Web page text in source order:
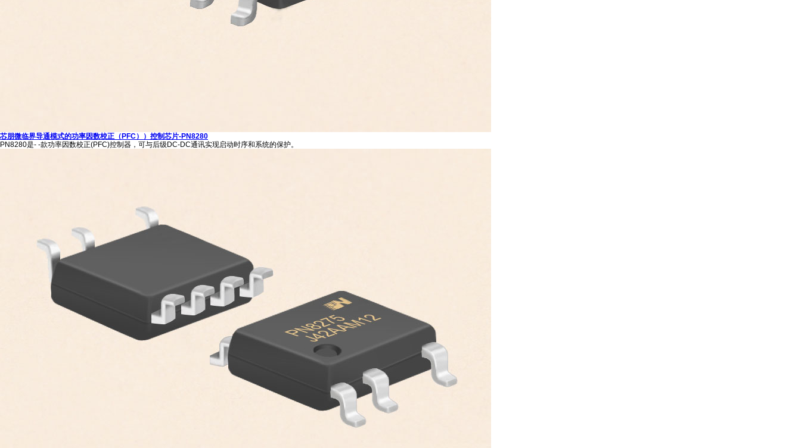
芯朋微临界导通模式的功率因数校正（PFC））控制芯片-PN8280
PN8280是- -款功率因数校正(PFC)控制器，可与后级DC-DC通讯实现启动时序和系统的保护。